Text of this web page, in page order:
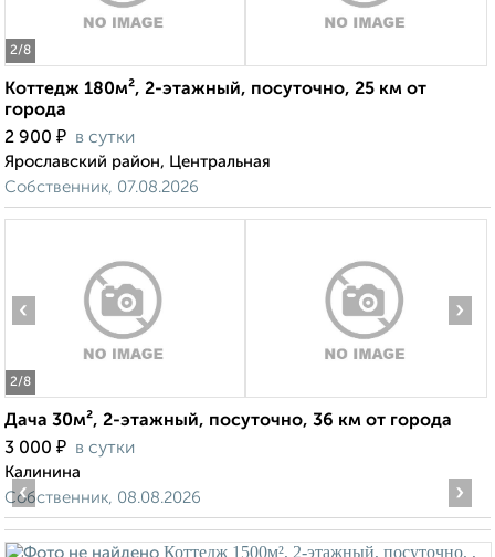
2/8
Коттедж 180м², 2-этажный, посуточно, 25 км от
города
2 900 ₽ в сутки
Ярославский район, Центральная
Собственник, 07.08.2026
2/8
‹ ›
Дача 30м², 2-этажный, посуточно, 36 км от города
3 000 ₽ в сутки
Калинина
Собственник, 08.08.2026
‹ ›